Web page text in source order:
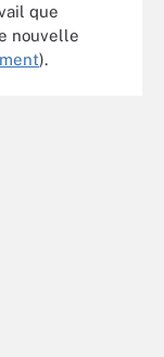
que
nouvelle
).